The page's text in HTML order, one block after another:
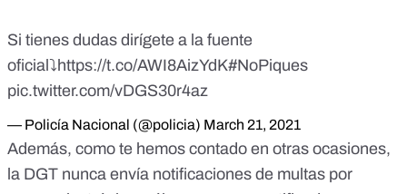
Si tienes dudas dirígete a la fuente
oficial⤵https://t.co/AWI8AizYdK#NoPiques
pic.twitter.com/vDGS30r4az
— Policía Nacional (@policia) March 21, 2021
Además, como te hemos contado en otras ocasiones,
la DGT nunca envía notificaciones de multas por